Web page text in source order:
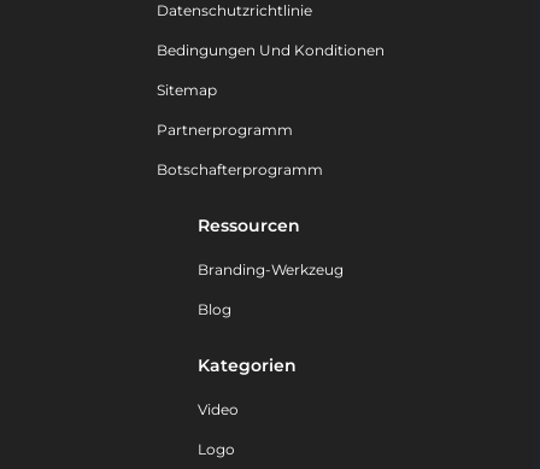
Datenschutzrichtlinie
Bedingungen Und Konditionen
Sitemap
Partnerprogramm
Botschafterprogramm
Ressourcen
Branding-Werkzeug
Blog
Kategorien
Video
Logo